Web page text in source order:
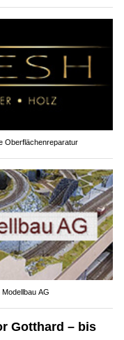
Oberflächenreparatur
AG
Gotthard – bis